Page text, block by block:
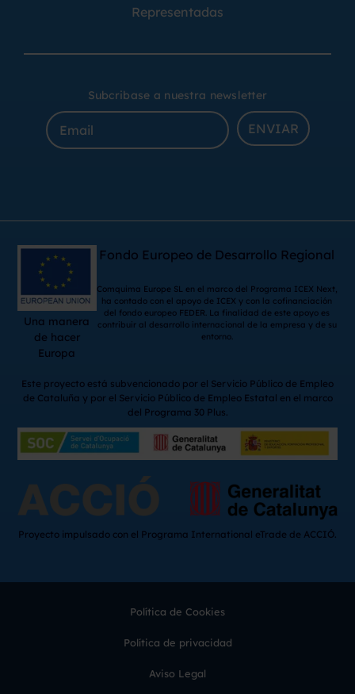
Representadas
Subcribase a nuestra newsletter
ENVIAR
Una manera
de hacer
Europa
Fondo Europeo de Desarrollo Regional
Comquima Europe SL en el marco del Programa ICEX Next,
ha contado con el apoyo de ICEX y con la cofinanciación
del fondo europeo FEDER. La finalidad de este apoyo es
contribuir al desarrollo internacional de la empresa y de su
entorno.
Este proyecto está subvencionado por el Servicio Público de Empleo
de Cataluña y por el Servicio Público de Empleo Estatal en el marco
del Programa 30 Plus.
Proyecto impulsado con el Programa International eTrade de ACCIÓ.
Política de Cookies
Política de privacidad
Aviso Legal